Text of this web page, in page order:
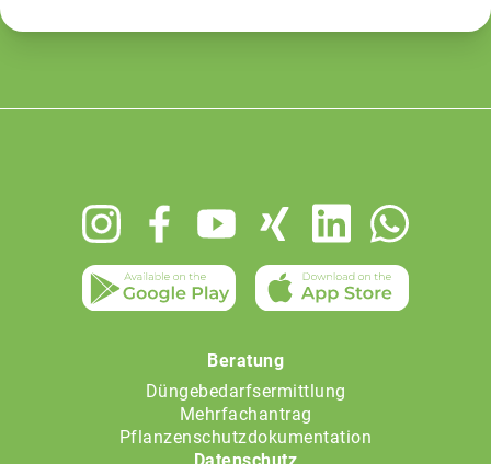
Beratung
Düngebedarfsermittlung
Mehrfachantrag
Pflanzenschutzdokumentation